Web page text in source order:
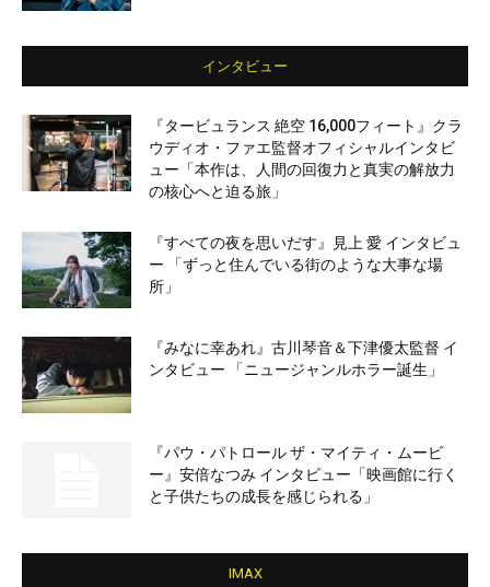
インタビュー
『タービュランス 絶空 16,000フィート』クラ
ウディオ・ファエ監督オフィシャルインタビ
ュー「本作は、人間の回復力と真実の解放力
の核心へと迫る旅」
『すべての夜を思いだす』見上 愛 インタビュ
ー 「ずっと住んでいる街のような大事な場
所」
『みなに幸あれ』古川琴音＆下津優太監督 イ
ンタビュー 「ニュージャンルホラー誕生」
『パウ・パトロール ザ・マイティ・ムービ
ー』安倍なつみ インタビュー「映画館に行く
と子供たちの成長を感じられる」
IMAX